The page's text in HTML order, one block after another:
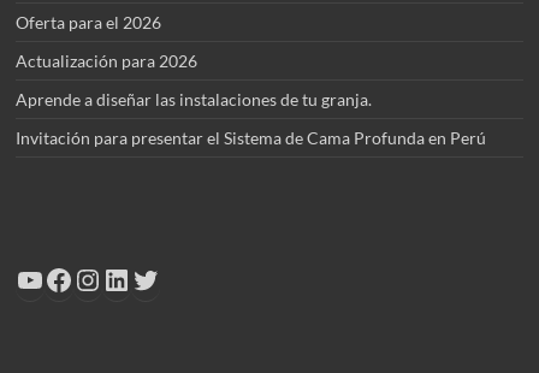
Oferta para el 2026
Actualización para 2026
Aprende a diseñar las instalaciones de tu granja.
Invitación para presentar el Sistema de Cama Profunda en Perú
YouTube
Facebook
Instagram
LinkedIn
Twitter